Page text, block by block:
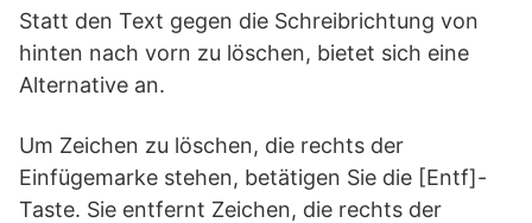
Statt den Text gegen die Schreibrichtung von
hinten nach vorn zu löschen, bietet sich eine
Alternative an.
Um Zeichen zu löschen, die rechts der
Einfügemarke stehen, betätigen Sie die [Entf]-
Taste. Sie entfernt Zeichen, die rechts der